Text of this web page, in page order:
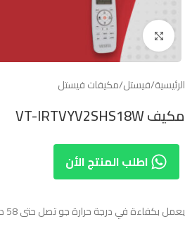
Click to enlarge
الرئيسية/فيستل/مكيفات فيستل
مكيف VT-IRTVYV2SHS18W
اطلب المنتج الأن
يعمل بكفاءة في درجة حرارة جو تصل حتى 58 درجة مئوية (T3).